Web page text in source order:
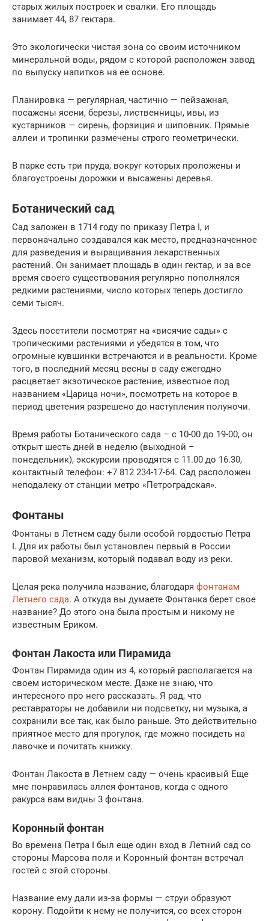
старых жилых построек и свалки. Его площадь
занимает 44, 87 гектара.
Это экологически чистая зона со своим источником
минеральной воды, рядом с которой расположен завод
по выпуску напитков на ее основе.
Планировка — регулярная, частично — пейзажная,
посажены ясени, березы, лиственницы, ивы, из
кустарников — сирень, форзиция и шиповник. Прямые
аллеи и тропинки размечены строго геометрически.
В парке есть три пруда, вокруг которых проложены и
благоустроены дорожки и высажены деревья.
Ботанический сад
Сад заложен в 1714 году по приказу Петра I, и
первоначально создавался как место, предназначенное
для разведения и выращивания лекарственных
растений. Он занимает площадь в один гектар, и за все
время своего существования регулярно пополнялся
редкими растениями, число которых теперь достигло
семи тысяч.
Здесь посетители посмотрят на «висячие сады» с
тропическими растениями и убедятся в том, что
огромные кувшинки встречаются и в реальности. Кроме
того, в последний месяц весны в саду ежегодно
расцветает экзотическое растение, известное под
названием «Царица ночи», посмотреть на которое в
период цветения разрешено до наступления полуночи.
Время работы Ботанического сада – с 10-00 до 19-00, он
открыт шесть дней в неделю (выходной –
понедельник), экскурсии проводятся с 11.00 до 16.30,
контактный телефон: +7 812 234-17-64. Сад расположен
неподалеку от станции метро «Петроградская».
Фонтаны
Фонтаны в Летнем саду были особой гордостью Петра
I. Для их работы был установлен первый в России
паровой механизм, который подавал воду из реки.
Целая река получила название, благодаря фонтанам
Летнего сада. А откуда вы думаете Фонтанка берет свое
название? До этого она была простым и никому не
известным Ериком.
Фонтан Лакоста или Пирамида
Фонтан Пирамида один из 4, который располагается на
своем историческом месте. Даже не знаю, что
интересного про него рассказать. Я рад, что
реставраторы не добавили ни подсветку, ни музыка, а
сохранили все так, как было раньше. Это действительно
приятное место для прогулок, где можно посидеть на
лавочке и почитать книжку.
Фонтан Лакоста в Летнем саду — очень красивый Еще
мне понравилась аллея фонтанов, когда с одного
ракурса вам видны 3 фонтана.
Коронный фонтан
Во времена Петра I был еще один вход в Летний сад со
стороны Марсова поля и Коронный фонтан встречал
гостей с этой стороны.
Название ему дали из-за формы — струи образуют
корону. Подойти к нему не получится, со всех сторон